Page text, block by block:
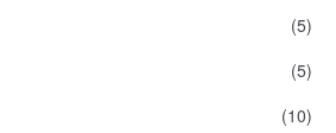
(5)
(5)
(10)